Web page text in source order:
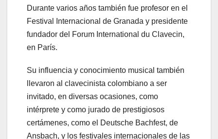
Durante varios años también fue profesor en el
Festival Internacional de Granada y presidente
fundador del Forum International du Clavecin,
en París.
Su influencia y conocimiento musical también
llevaron al clavecinista colombiano a ser
invitado, en diversas ocasiones, como
intérprete y como jurado de prestigiosos
certámenes, como el Deutsche Bachfest, de
Ansbach, y los festivales internacionales de las